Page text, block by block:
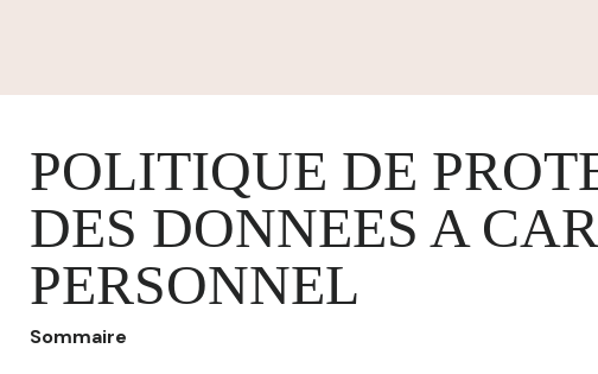
POLITIQUE DE
DES DONNEES A
PERSONNEL
Sommaire